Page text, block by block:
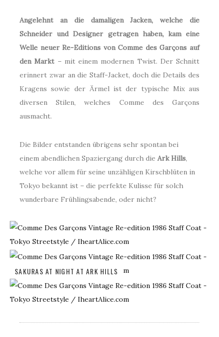
Angelehnt an die damaligen Jacken, welche die
Schneider und Designer getragen haben, kam eine
Welle neuer Re-Editions von Comme des Garçons auf
den Markt– mit einem modernen Twist. Der Schnitt
erinnert zwar an die Staff-Jacket, doch die Details des
Kragens sowie der Ärmel ist der typische Mix aus
diversen Stilen, welches Comme des Garçons
ausmacht.
Die Bilder entstanden übrigens sehr spontan bei
einem abendlichen Spaziergang durch die Ark Hills,
welche vor allem für seine unzähligen Kirschblüten in
Tokyo bekannt ist – die perfekte Kulisse für solch
wunderbare Frühlingsabende, oder nicht?
SAKURAS AT NIGHT AT ARK HILLS